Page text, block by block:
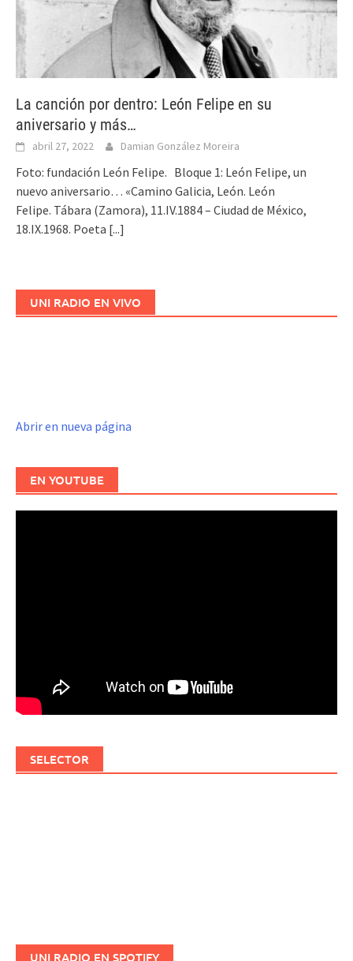
La canción por dentro: León Felipe en su
aniversario y más…
abril 27, 2022 Damian González Moreira
Foto: fundación León Felipe. Bloque 1: León Felipe, un
nuevo aniversario… «Camino Galicia, León. León
Felipe. Tábara (Zamora), 11.IV.1884 – Ciudad de México,
18.IX.1968. Poeta [...]
UNI RADIO EN VIVO
Abrir en nueva página
EN YOUTUBE
SELECTOR
UNI RADIO EN SPOTIFY